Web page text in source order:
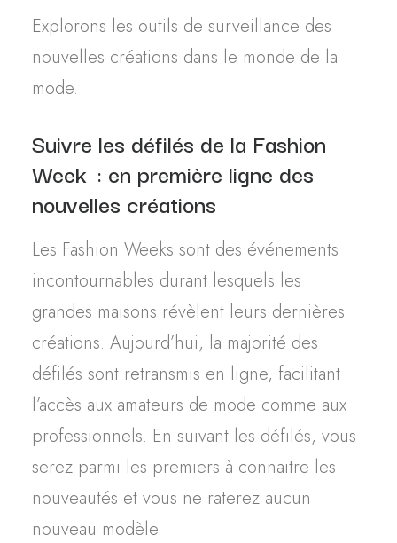
Explorons les outils de surveillance des
nouvelles créations dans le monde de la
mode.
Suivre les défilés de la Fashion
Week : en première ligne des
nouvelles créations
Les Fashion Weeks sont des événements
incontournables durant lesquels les
grandes maisons révèlent leurs dernières
créations. Aujourd’hui, la majorité des
défilés sont retransmis en ligne, facilitant
l’accès aux amateurs de mode comme aux
professionnels. En suivant les défilés, vous
serez parmi les premiers à connaitre les
nouveautés et vous ne raterez aucun
nouveau modèle.